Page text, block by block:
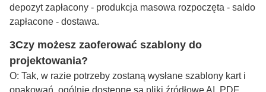
depozyt zapłacony - produkcja masowa rozpoczęta - saldo
zapłacone - dostawa.
3Czy możesz zaoferować szablony do
projektowania?
O: Tak, w razie potrzeby zostaną wysłane szablony kart i